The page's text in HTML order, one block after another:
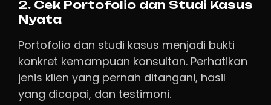
2. Cek Portofolio dan Studi Kasus
Nyata
Portofolio dan studi kasus menjadi bukti
konkret kemampuan konsultan. Perhatikan
jenis klien yang pernah ditangani, hasil
yang dicapai, dan testimoni.